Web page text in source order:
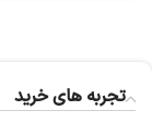
تجربه های خرید